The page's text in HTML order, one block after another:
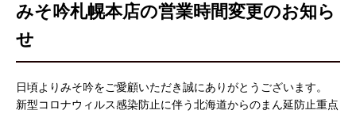
みそ吟札幌本店の営業時間変更のお知ら
せ
日頃よりみそ吟をご愛顧いただき誠にありがとうございます。
新型コロナウィルス感染防止に伴う北海道からのまん延防止重点